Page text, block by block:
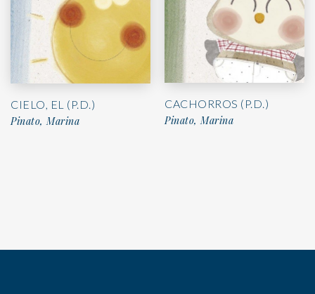
CIELO, EL (P.D.)
Pinato, Marina
CACHORROS (P.D.)
Pinato, Marina